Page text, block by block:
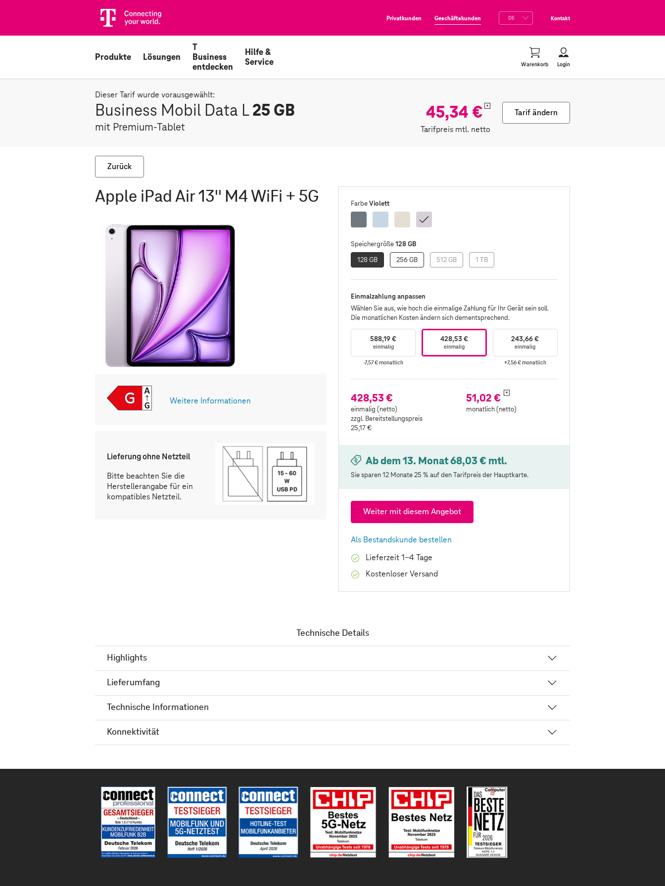
Privatkunden Geschäftskunden Kontakt
Produkte Lösungen
T
Business
entdecken
Hilfe &
Service
Warenkorb Login
Dieser Tarif wurde vorausgewählt:
Business Mobil Data L25 GB
mit Premium-Tablet
45,34 € *
Tarifpreis mtl. netto
Tarif ändern
Zurück
Apple iPad Air 13'' M4 WiFi + 5G
Weitere Informationen
Lieferung ohne Netzteil
Bitte beachten Sie die
Herstellerangabe für ein
kompatibles Netzteil.
Farbe Violett
Space
Grau
Polarstern
Speichergröße 128 GB
128 GB 256 GB 512 GB 1 TB
Einmalzahlung anpassen
Wählen Sie aus, wie hoch die einmalige Zahlung für Ihr Gerät sein soll.
Die monatlichen Kosten ändern sich dementsprechend.
588,19 €
einmalig
-7,57 €monatlich
428,53 €
einmalig
243,66 €
einmalig
+7,56 €monatlich
428,53 €
einmalig (netto)
zzgl. Bereitstellungspreis
25,17 €
51,02 € *
monatlich (netto)
Ab dem 13. Monat 68,03 € mtl.
Sie sparen 12 Monate 25 % auf den Tarifpreis der Hauptkarte.
Weiter mit diesem Angebot
Als Bestandskunde bestellen
Lieferzeit 1-4 Tage
Kostenloser Versand
Technische Details
Highlights
Lieferumfang
Technische Informationen
Konnektivität